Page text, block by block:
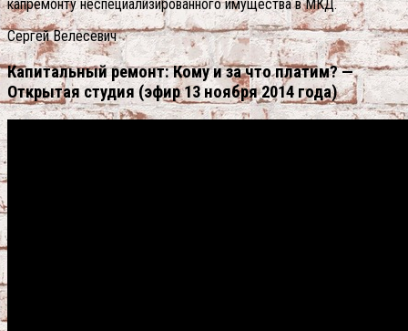
капремонту неспециализированного имущества в МКД.
Сергей Велесевич
Капитальный ремонт: Кому и за что платим? —
Открытая студия (эфир 13 ноября 2014 года)